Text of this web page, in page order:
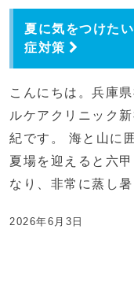
夏に気をつけた
症対策
こんにちは。兵庫
ルケアクリニック
紀です。 海と山に
夏場を迎えると六
なり、非常に蒸し
2026年6月3日